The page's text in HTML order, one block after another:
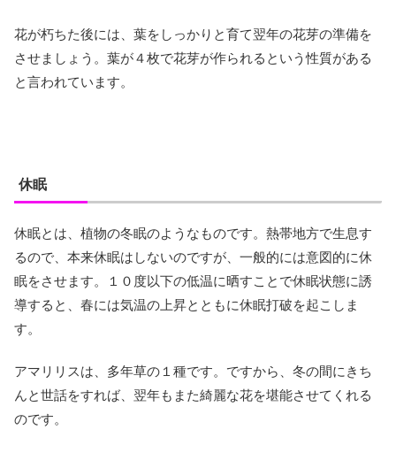
花が朽ちた後には、葉をしっかりと育て翌年の花芽の準備を
させましょう。葉が４枚で花芽が作られるという性質がある
と言われています。
休眠
休眠とは、植物の冬眠のようなものです。熱帯地方で生息す
るので、本来休眠はしないのですが、一般的には意図的に休
眠をさせます。１０度以下の低温に晒すことで休眠状態に誘
導すると、春には気温の上昇とともに休眠打破を起こしま
す。
アマリリスは、多年草の１種です。ですから、冬の間にきち
んと世話をすれば、翌年もまた綺麗な花を堪能させてくれる
のです。